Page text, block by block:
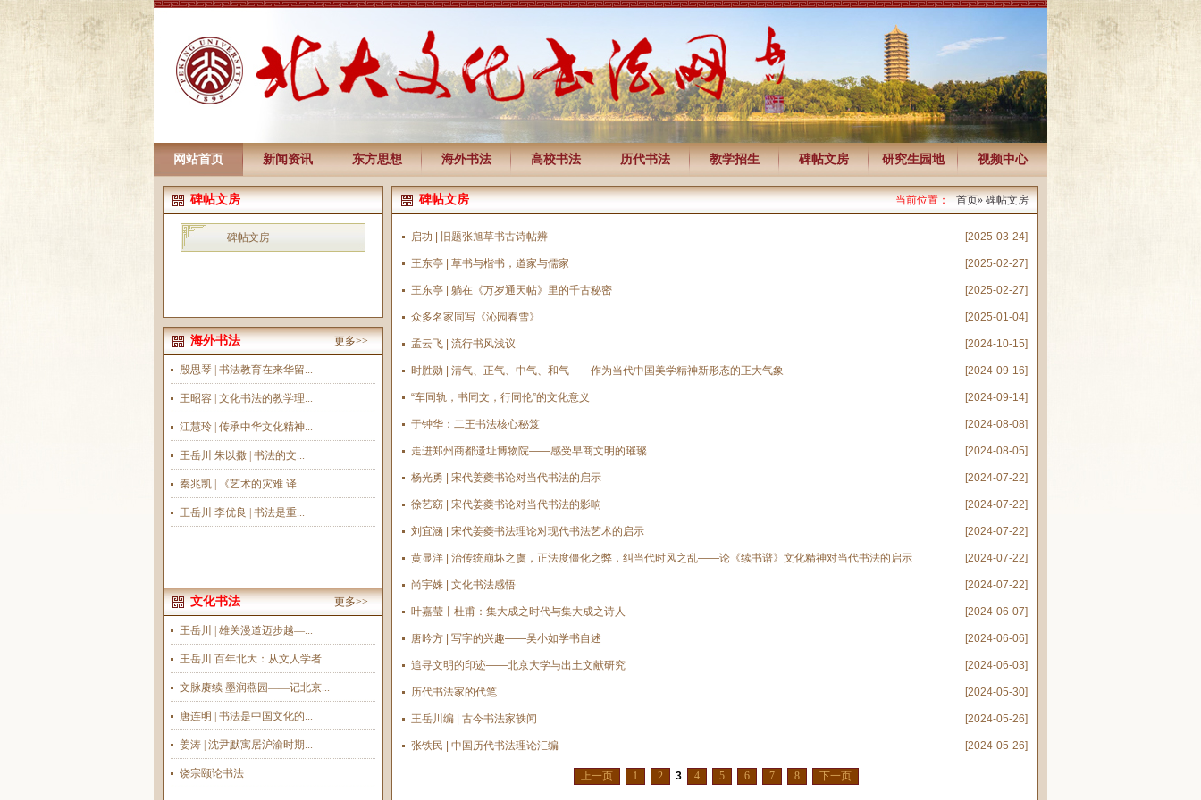
网站首页 新闻资讯 东方思想 海外书法 高校书法 历代书法 教学招生 碑帖文房 研究生园地 视频中心
碑帖文房
碑帖文房
海外书法 更多>>
殷思琴 | 书法教育在来华留...
王昭容 | 文化书法的教学理...
江慧玲 | 传承中华文化精神...
王岳川 朱以撒 | 书法的文...
秦兆凯 | 《艺术的灾难 译...
王岳川 李优良 | 书法是重...
文化书法 更多>>
王岳川 | 雄关漫道迈步越—...
王岳川 百年北大：从文人学者...
文脉赓续 墨润燕园——记北京...
唐连明 | 书法是中国文化的...
姜涛 | 沈尹默寓居沪渝时期...
饶宗颐论书法
碑帖文房 当前位置： 首页» 碑帖文房
启功 | 旧题张旭草书古诗帖辨 [2025-03-24]
王东亭 | 草书与楷书，道家与儒家 [2025-02-27]
王东亭 | 躺在《万岁通天帖》里的千古秘密 [2025-02-27]
众多名家同写《沁园春雪》 [2025-01-04]
孟云飞 | 流行书风浅议 [2024-10-15]
时胜勋 | 清气、正气、中气、和气——作为当代中国美学精神新形态的正大气象 [2024-09-16]
“车同轨，书同文，行同伦”的文化意义 [2024-09-14]
于钟华：二王书法核心秘笈 [2024-08-08]
走进郑州商都遗址博物院——感受早商文明的璀璨 [2024-08-05]
杨光勇 | 宋代姜夔书论对当代书法的启示 [2024-07-22]
徐艺窈 | 宋代姜夔书论对当代书法的影响 [2024-07-22]
刘宜涵 | 宋代姜夔书法理论对现代书法艺术的启示 [2024-07-22]
黄显洋 | 治传统崩坏之虞，正法度僵化之弊，纠当代时风之乱——论《续书谱》文化精神对当代书法的启示 [2024-07-22]
尚宇姝 | 文化书法感悟 [2024-07-22]
叶嘉莹丨杜甫：集大成之时代与集大成之诗人 [2024-06-07]
唐吟方 | 写字的兴趣——吴小如学书自述 [2024-06-06]
追寻文明的印迹——北京大学与出土文献研究 [2024-06-03]
历代书法家的代笔 [2024-05-30]
王岳川编 | 古今书法家轶闻 [2024-05-26]
张铁民 | 中国历代书法理论汇编 [2024-05-26]
上一页 1 2 3 4 5 6 7 8 下一页